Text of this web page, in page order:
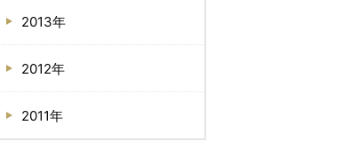
2013年
2012年
2011年